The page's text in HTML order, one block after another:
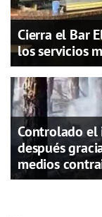
Cierra el Bar
los servicios
Controlado el
después
medios